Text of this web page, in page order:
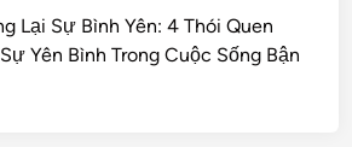
Lại Sự Bình Yên: 4 Thói Quen
Yên Bình Trong Cuộc Sống Bận